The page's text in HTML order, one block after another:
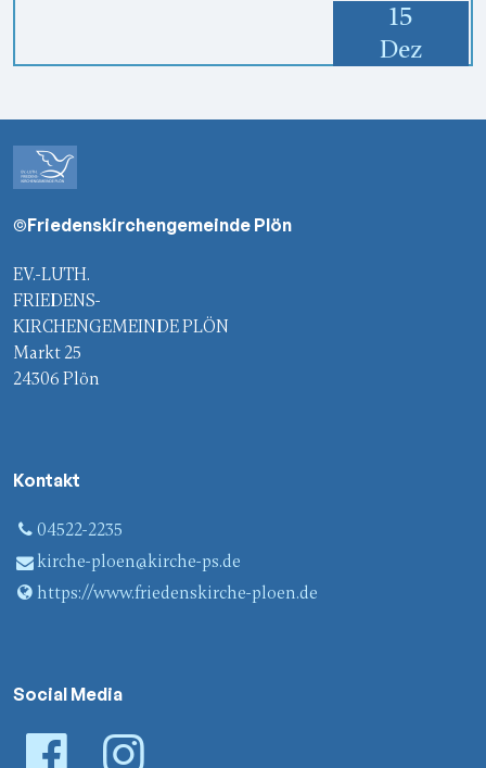
15
Dez
©Friedenskirchengemeinde Plön
EV.-LUTH.
FRIEDENS-
KIRCHENGEMEINDE PLÖN
Markt 25
24306 Plön
Kontakt
04522-2235
kirche-ploen@​kirche-ps.​de
https://www.​friedenskirche-ploen.​de
Social Media